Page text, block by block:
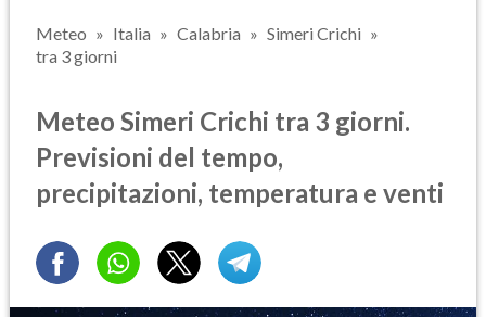
Meteo Italia Calabria
Simeri Crichi
tra 3 giorni
Meteo Simeri Crichi tra 3 giorni.
Previsioni del tempo,
precipitazioni, temperatura e venti